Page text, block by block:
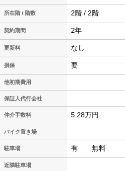
所在階 / 階数 2階 / 2階
契約期間 2年
更新料 なし
損保 要
他初期費用
保証人代行会社
仲介手数料 5.28万円
バイク置き場
駐車場 有 無料
近隣駐車場